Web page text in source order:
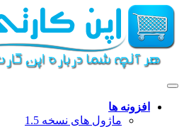
افزونه ها
ماژول های نسخه 1.5